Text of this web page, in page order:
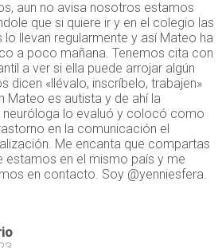
aun no avisa nosotros estamos
que si quiere ir y en el colegio las
llevan regularmente y así Mateo ha
a poco mañana. Tenemos cita con
a ver si ella puede arrojar algún
dicen «llévalo, inscríbelo, trabajen»
Mateo es autista y de ahí la
neuróloga lo evaluó y colocó como
en la comunicación el
Me encanta que compartas
estamos en el mismo país y me
en contacto. Soy @yenniesfera.